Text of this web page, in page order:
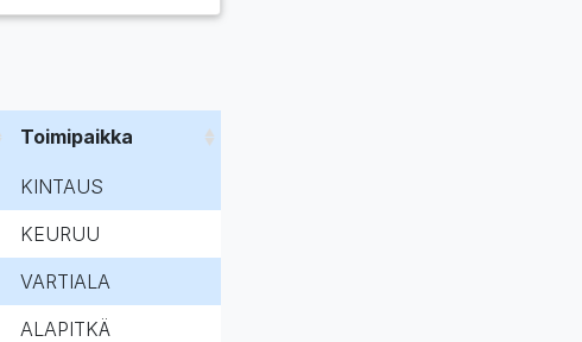
Toimipaikka
KINTAUS
KEURUU
VARTIALA
ALAPITKÄ